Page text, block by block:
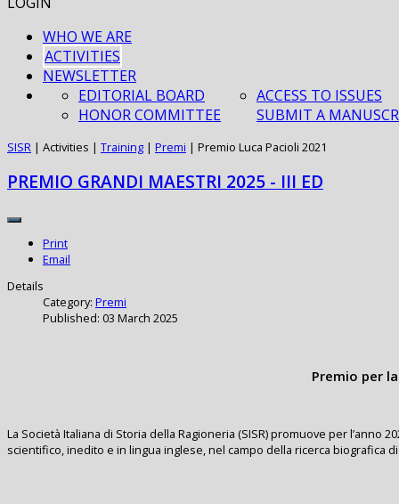
WHO WE ARE
ACTIVITIES
NEWSLETTER
EDITORIAL BOARD
HONOR COMMITTEE
ACCESS TO ISSUES
SUBMIT A
SISR | Activities | Training | Premi | Premio Luca Pacioli 2021
PREMIO GRANDI MAESTRI 2025 - III ED
Print
Email
Details
Category: Premi
Published: 03 March 2025
Premio per
La Società Italiana di Storia della Ragioneria (SISR) promuove per
scientifico, inedito e in lingua inglese, nel campo della ricerca biografica